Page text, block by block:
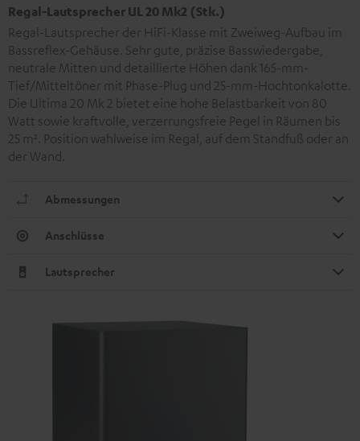
Regal-Lautsprecher UL 20 Mk2 (Stk.)
Regal-Lautsprecher der HiFi-Klasse mit Zweiweg-Aufbau im
Bassreflex-Gehäuse. Sehr gute, präzise Basswiedergabe,
neutrale Mitten und detaillierte Höhen dank 165-mm-
Tief/Mitteltöner mit Phase-Plug und 25-mm-Hochtonkalotte.
Die Ultima 20 Mk 2 bietet eine hohe Belastbarkeit von 80
Watt sowie kraftvolle, verzerrungsfreie Pegel in Räumen bis
25 m². Position wahlweise im Regal, auf dem Standfuß oder an
der Wand.
Abmessungen
Anschlüsse
Lautsprecher